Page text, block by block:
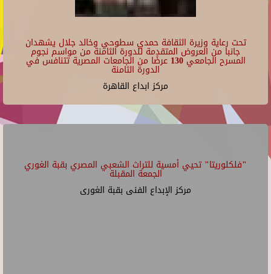
تحت رعاية وزيرة الثقافة حمدي سطوحي وخالد جلال يشهدان
جانبا من العروض المتقدمة للدورة الثامنة من مواسم نجوم
المسرح الجامعي 130 عرضًا من الجامعات المصرية تتنافس في
الدورة الثامنة
مركز ابداع القاهرة
"فلكلوريتا" تحيي أمسية للتراث الشعبي المصري بقبة الغوري
الجمعة المقبلة
مركز الإبداع الفنى بقبة الغورى